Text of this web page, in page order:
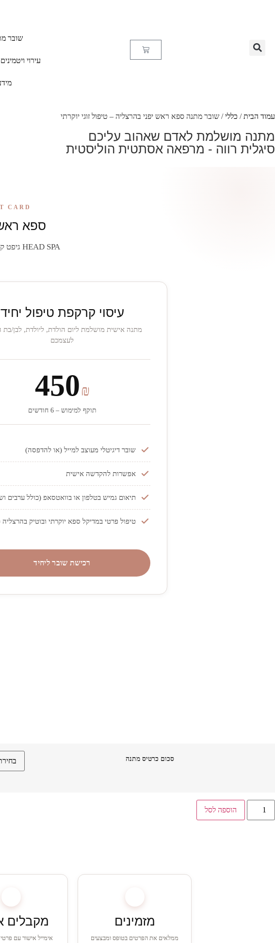
שובר
עירוי ויטמינים
עמוד הבית/ כללי/ שובר מתנה ספא ראש יפני בהרצליה – טיפול זוגי יוקרתי
מתנה מושלמת לאדם שאהוב עליכם
סיגלית רווה - מרפאה אסתטית הוליסטית
CARD
ספא
HEAD SPA גיפט קארד דיגיטלי לחוויה יוקרתית של רוגע, איזון והתחדשות
עיסוי קרקפת טיפול יחיד
מתנה אישית מושלמת ליום הולדת, ליולדת, לבן/בת
לעצמכם
450₪
תוקף למימוש – 6 חודשים
שובר דיגיטלי מעוצב למייל (או להדפסה)
אפשרות להקדשה אישית
תיאום גמיש בטלפון או בוואטסאפ (כולל ערבים
טיפול פרטי במדיקל ספא יוקרתי ובוטיק בהרצליה
רכישת שובר ליחיד
סכום כרטיס מתנה
הוספה לסל
מזמינים
ממלאים את הפרטים בטופס ומבצעים
מקבלים
אימייל אישור עם